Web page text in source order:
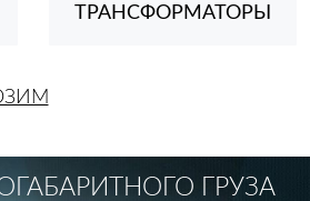
ТРАНСФОРМАТОРЫ
ГРУЗА